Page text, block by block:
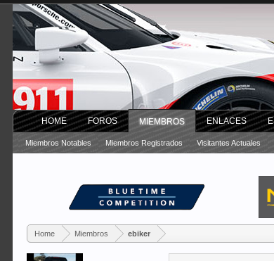
Home Miembros ebiker
HOME FOROS MIEMBROS
Miembros Notables Miembros Registrados Visitantes Actuales
ENLACES